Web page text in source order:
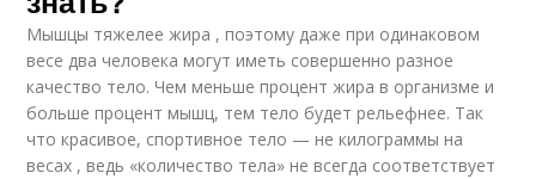
Мышцы тяжелее жира , поэтому даже при одинаковом
весе два человека могут иметь совершенно разное
качество тело. Чем меньше процент жира в организме и
больше процент мышц, тем тело будет рельефнее. Так
что красивое, спортивное тело — не килограммы на
весах , ведь «количество тела» не всегда соответствует